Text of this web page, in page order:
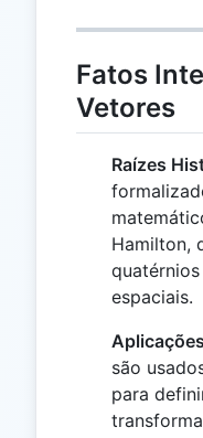
Fatos
Vetores
Raízes
Hamilton,
espaciais.
são
para